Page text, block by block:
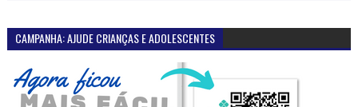
CAMPANHA: AJUDE CRIANÇAS E ADOLESCENTES